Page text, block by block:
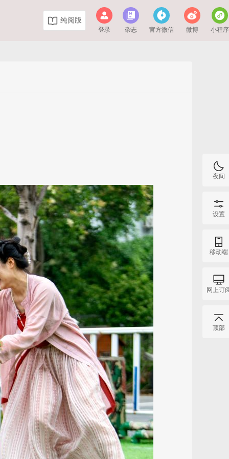
纯阅版
登录 杂志 官方微信 微博 小程序
夜间
设置
移动端
网上订
顶部